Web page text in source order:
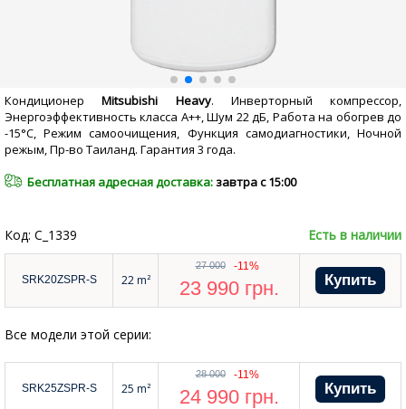
КондиционерMitsubishi Heavy. Инверторный компрессор,
Энергоэффективность класса А++, Шум 22 дБ, Работа на обогрев до
-15°С, Режим самоочищения, Функция самодиагностики, Ночной
режым, Пр-во Таиланд. Гарантия 3 года.
Бесплатная адресная доставка:завтра с 15:00
Код: C_1339 Есть в наличии
SRK20ZSPR-S 22 m²
27 000 -11%
23 990 грн.
Все модели этой серии:
SRK25ZSPR-S 25 m²
28 000 -11%
24 990 грн.